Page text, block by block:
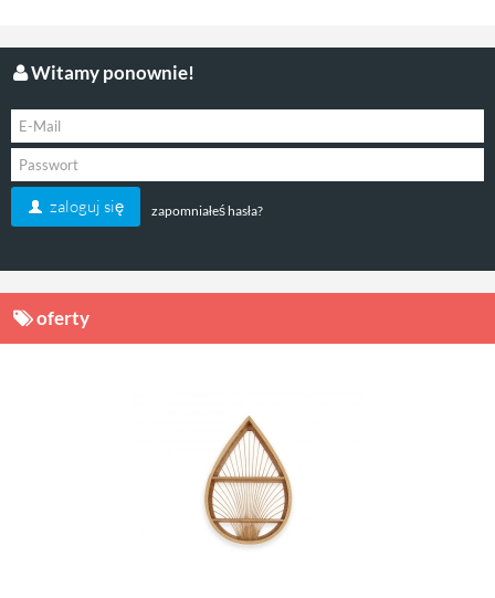
Witamy ponownie!
zaloguj się zapomniałeś hasła?
oferty